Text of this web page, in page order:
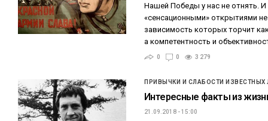
Нашей Победы у нас не отнять. И
«сенсационными» открытиями
зависимость которых торчит
а компетентность и
0 0 3 279
ПРИВЫЧКИ И СЛАБОСТИ
Интересные факты из
21.09.2018 - 15:00